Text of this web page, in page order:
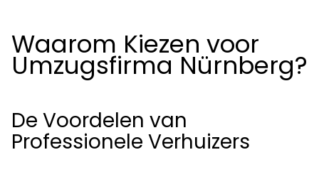
Waarom Kiezen voor
Umzugsfirma Nürnberg?
De Voordelen van
Professionele Verhuizers